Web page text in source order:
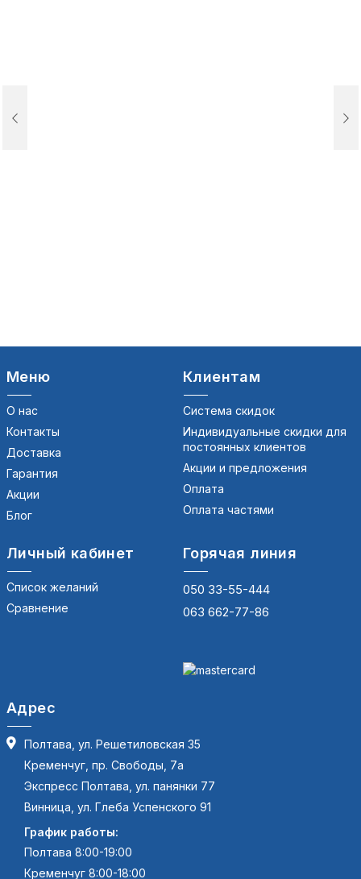
Меню
О нас
Контакты
Доставка
Гарантия
Акции
Блог
Клиентам
Система скидок
Индивидуальные скидки для
постоянных клиентов
Акции и предложения
Оплата
Оплата частями
Личный кабинет
Список желаний
Сравнение
Горячая линия
050 33-55-444
063 662-77-86
Адрес
Полтава, ул. Решетиловская 35
Кременчуг, пр. Свободы, 7а
Экспресс Полтава, ул. панянки 77
Винница, ул. Глеба Успенского 91
График работы:
Полтава 8:00-19:00
Кременчуг 8:00-18:00